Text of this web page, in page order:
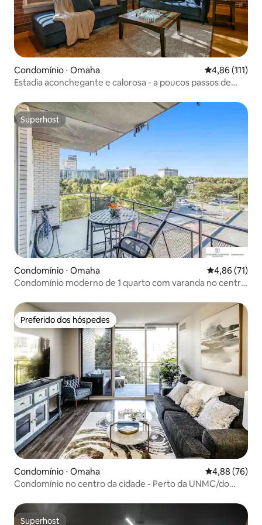
Condomínio ⋅ Omaha 4,86 de uma
4,86 (111)
Estadia aconchegante e calorosa - a poucos passos de
Superhost
Superhost
Condomínio ⋅ Omaha 4,86 de uma
4,86 (71)
Condomínio moderno de 1 quarto com varanda no centro
Preferido dos hóspedes
Preferido dos hóspedes
Condomínio ⋅ Omaha 4,88 de uma
4,88 (76)
Condomínio no centro da cidade - Perto da UNMC/do
Superhost